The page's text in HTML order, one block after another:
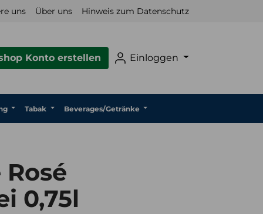
uns Über uns Hinweis zum Datenschutz
Konto erstellen Einloggen
Tabak Beverages/Getränke
0,75l